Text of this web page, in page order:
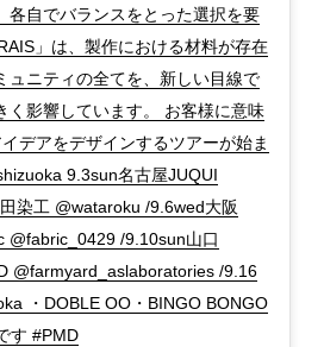
各自でバランスをとった選択を要
」は、製作における材料が存在
ュニティの全てを、新しい目線で
く影響しています。 お客様に意味
デアをデザインするツアーが始ま
9.3sun名古屋JUQUI
染工 @wataroku /9.6wed大阪
@fabric_0429 /9.10sun山口
@farmyard_aslaboratories /9.16
・DOBLE OO・BINGO BONGO
す #PMD